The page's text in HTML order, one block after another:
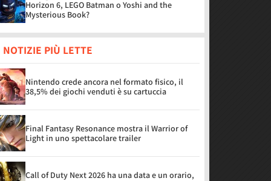
Horizon 6, LEGO Batman o Yoshi and the
Mysterious Book?
NOTIZIE PIÙ LETTE
Nintendo crede ancora nel formato fisico, il
38,5% dei giochi venduti è su cartuccia
Final Fantasy Resonance mostra il Warrior of
Light in uno spettacolare trailer
Call of Duty Next 2026 ha una data e un orario,